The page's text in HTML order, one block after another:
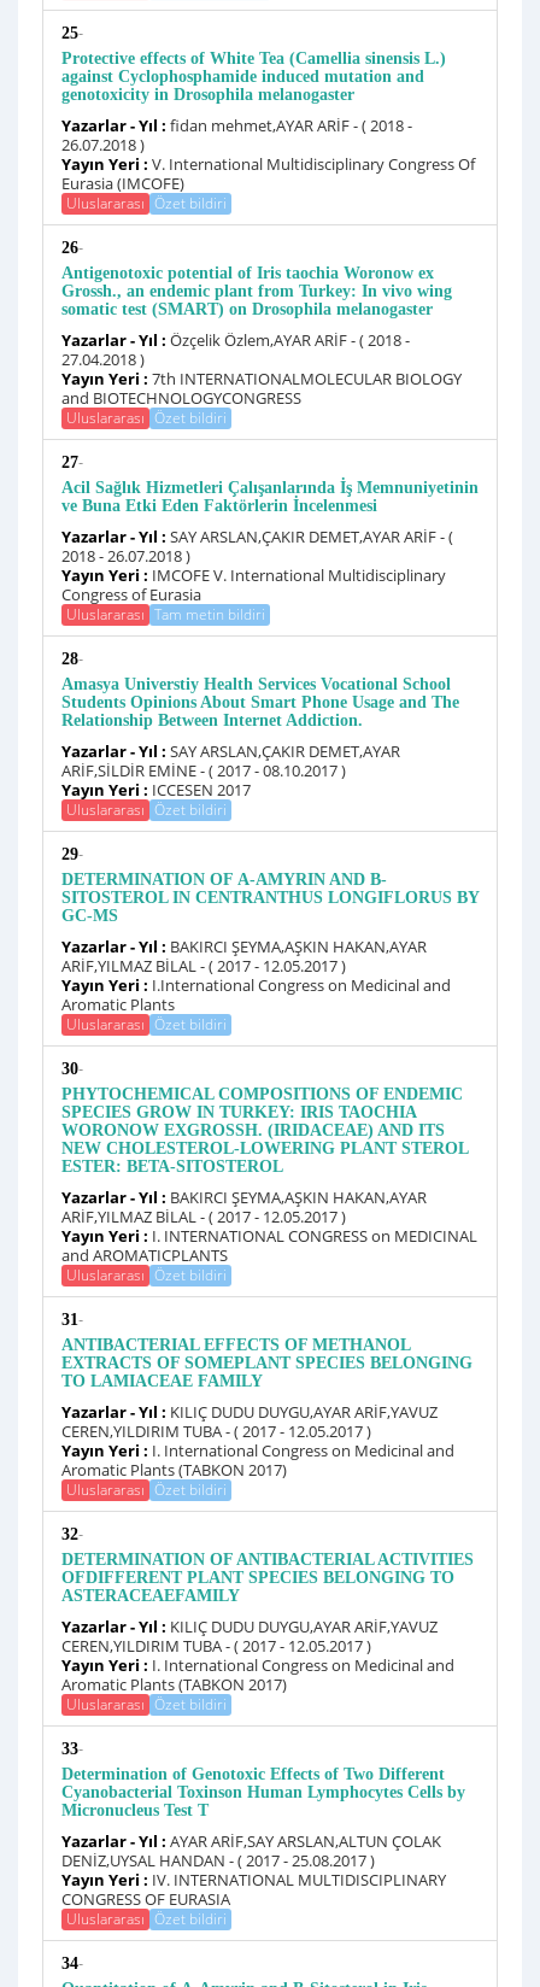
25-
Protective effects of White Tea (Camellia sinensis L.)
against Cyclophosphamide induced mutation and
genotoxicity in Drosophila melanogaster
Yazarlar - Yıl : fidan mehmet,AYAR ARİF - ( 2018 -
26.07.2018 )
Yayın Yeri : V. International Multidisciplinary Congress Of
Eurasia (IMCOFE)
Uluslararası Özet bildiri
26-
Antigenotoxic potential of Iris taochia Woronow ex
Grossh., an endemic plant from Turkey: In vivo wing
somatic test (SMART) on Drosophila melanogaster
Yazarlar - Yıl : Özçelik Özlem,AYAR ARİF - ( 2018 -
27.04.2018 )
Yayın Yeri : 7th INTERNATIONALMOLECULAR BIOLOGY
and BIOTECHNOLOGYCONGRESS
Uluslararası Özet bildiri
27-
Acil Sağlık Hizmetleri Çalışanlarında İş Memnuniyetinin
ve Buna Etki Eden Faktörlerin İncelenmesi
Yazarlar - Yıl : SAY ARSLAN,ÇAKIR DEMET,AYAR ARİF - (
2018 - 26.07.2018 )
Yayın Yeri : IMCOFE V. International Multidisciplinary
Congress of Eurasia
Uluslararası Tam metin bildiri
28-
Amasya Universtiy Health Services Vocational School
Students Opinions About Smart Phone Usage and The
Relationship Between Internet Addiction.
Yazarlar - Yıl : SAY ARSLAN,ÇAKIR DEMET,AYAR
ARİF,SİLDİR EMİNE - ( 2017 - 08.10.2017 )
Yayın Yeri : ICCESEN 2017
Uluslararası Özet bildiri
29-
DETERMINATION OF Α-AMYRIN AND Β-
SITOSTEROL IN CENTRANTHUS LONGIFLORUS BY
GC-MS
Yazarlar - Yıl : BAKIRCI ŞEYMA,AŞKIN HAKAN,AYAR
ARİF,YILMAZ BİLAL - ( 2017 - 12.05.2017 )
Yayın Yeri : I.International Congress on Medicinal and
Aromatic Plants
Uluslararası Özet bildiri
30-
PHYTOCHEMICAL COMPOSITIONS OF ENDEMIC
SPECIES GROW IN TURKEY: IRIS TAOCHIA
WORONOW EXGROSSH. (IRIDACEAE) AND ITS
NEW CHOLESTEROL-LOWERING PLANT STEROL
ESTER: BETA-SITOSTEROL
Yazarlar - Yıl : BAKIRCI ŞEYMA,AŞKIN HAKAN,AYAR
ARİF,YILMAZ BİLAL - ( 2017 - 12.05.2017 )
Yayın Yeri : I. INTERNATIONAL CONGRESS on MEDICINAL
and AROMATICPLANTS
Uluslararası Özet bildiri
31-
ANTIBACTERIAL EFFECTS OF METHANOL
EXTRACTS OF SOMEPLANT SPECIES BELONGING
TO LAMIACEAE FAMILY
Yazarlar - Yıl : KILIÇ DUDU DUYGU,AYAR ARİF,YAVUZ
CEREN,YILDIRIM TUBA - ( 2017 - 12.05.2017 )
Yayın Yeri : I. International Congress on Medicinal and
Aromatic Plants (TABKON 2017)
Uluslararası Özet bildiri
32-
DETERMINATION OF ANTIBACTERIAL ACTIVITIES
OFDIFFERENT PLANT SPECIES BELONGING TO
ASTERACEAEFAMILY
Yazarlar - Yıl : KILIÇ DUDU DUYGU,AYAR ARİF,YAVUZ
CEREN,YILDIRIM TUBA - ( 2017 - 12.05.2017 )
Yayın Yeri : I. International Congress on Medicinal and
Aromatic Plants (TABKON 2017)
Uluslararası Özet bildiri
33-
Determination of Genotoxic Effects of Two Different
Cyanobacterial Toxinson Human Lymphocytes Cells by
Micronucleus Test T
Yazarlar - Yıl : AYAR ARİF,SAY ARSLAN,ALTUN ÇOLAK
DENİZ,UYSAL HANDAN - ( 2017 - 25.08.2017 )
Yayın Yeri : IV. INTERNATIONAL MULTIDISCIPLINARY
CONGRESS OF EURASIA
Uluslararası Özet bildiri
34-